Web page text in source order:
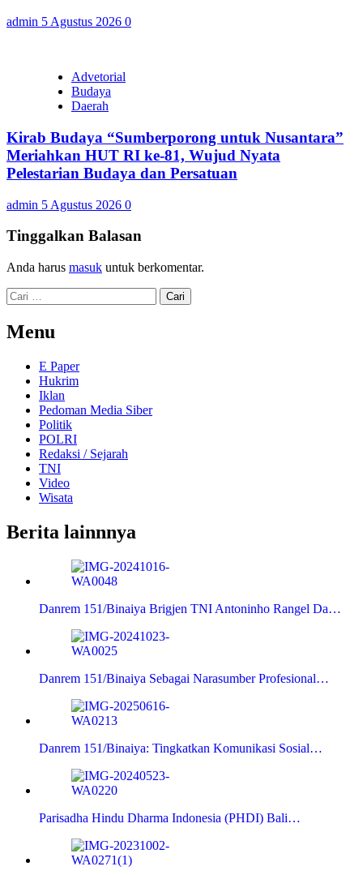
admin 5 Agustus 2026 0
Advetorial
Budaya
Daerah
Kirab Budaya “Sumberporong untuk Nusantara”
Meriahkan HUT RI ke-81, Wujud Nyata
Pelestarian Budaya dan Persatuan
admin 5 Agustus 2026 0
Tinggalkan Balasan
Anda harus masuk untuk berkomentar.
Cari
untuk:
Menu
E Paper
Hukrim
Iklan
Pedoman Media Siber
Politik
POLRI
Redaksi / Sejarah
TNI
Video
Wisata
Berita lainnnya
Danrem 151/Binaiya Brigjen TNI Antoninho Rangel Da…
Danrem 151/Binaiya Sebagai Narasumber Profesional…
Danrem 151/Binaiya: Tingkatkan Komunikasi Sosial…
Parisadha Hindu Dharma Indonesia (PHDI) Bali…